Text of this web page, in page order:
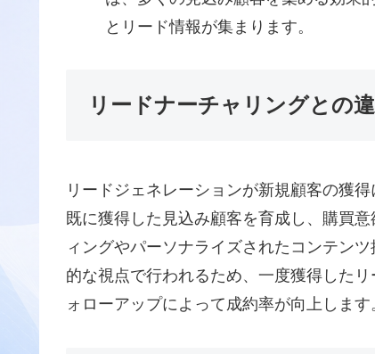
とリード情報が集まります。
リードナーチャリングとの
リードジェネレーションが新規顧客の獲
既に獲得した見込み顧客を育成し、購買
ィングやパーソナライズされたコンテン
的な視点で行われるため、一度獲得した
ォローアップによって成約率が向上します